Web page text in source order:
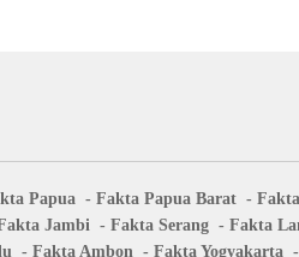
Papua Fakta Papua Barat
Jambi Fakta Serang Fakta
Fakta Ambon Fakta Yogyakarta